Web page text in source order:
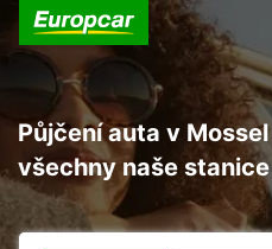
Půjčení auta v
všechny naše stanice